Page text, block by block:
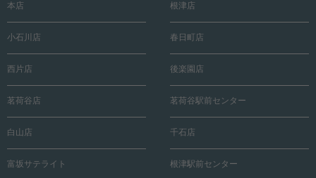
本店 根津店
小石川店 春日町店
西片店 後楽園店
茗荷谷店 茗荷谷駅前センター
白山店 千石店
富坂サテライト 根津駅前センター